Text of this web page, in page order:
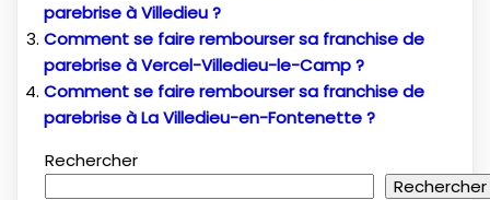
parebrise à Villedieu ?
Comment se faire rembourser sa franchise de
parebrise à Vercel-Villedieu-le-Camp ?
Comment se faire rembourser sa franchise de
parebrise à La Villedieu-en-Fontenette ?
Rechercher
Rechercher